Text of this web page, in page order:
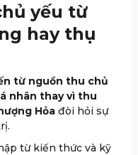
yếu từ
hay thụ
từ nguồn thu chủ
nhân thay vì thu
Hỏa đòi hỏi sự
từ kiến thức và kỹ